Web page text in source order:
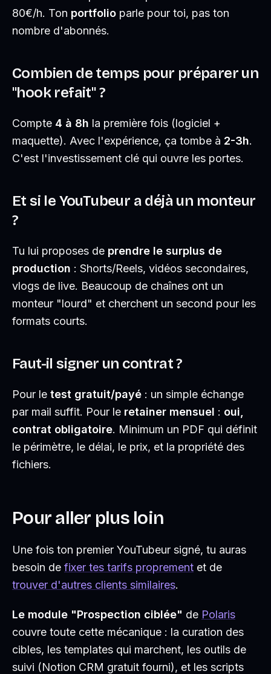
80€/h. Ton portfolio parle pour toi, pas ton
nombre d'abonnés.
Combien de temps pour préparer un
"hook refait" ?
Compte 4 à 8h la première fois (logiciel +
maquette). Avec l'expérience, ça tombe à 2-3h.
C'est l'investissement clé qui ouvre les portes.
Et si le YouTubeur a déjà un monteur
?
Tu lui proposes de prendre le surplus de
production : Shorts/Reels, vidéos secondaires,
vlogs de live. Beaucoup de chaînes ont un
monteur "lourd" et cherchent un second pour les
formats courts.
Faut-il signer un contrat ?
Pour le test gratuit/payé : un simple échange
par mail suffit. Pour le retainer mensuel : oui,
contrat obligatoire. Minimum un PDF qui définit
le périmètre, le délai, le prix, et la propriété des
fichiers.
Pour aller plus loin
Une fois ton premier YouTubeur signé, tu auras
besoin de fixer tes tarifs proprement et de
trouver d'autres clients similaires.
Le module "Prospection ciblée" de Polaris
couvre toute cette mécanique : la curation des
cibles, les templates qui marchent, les outils de
suivi (Notion CRM gratuit fourni), et les scripts